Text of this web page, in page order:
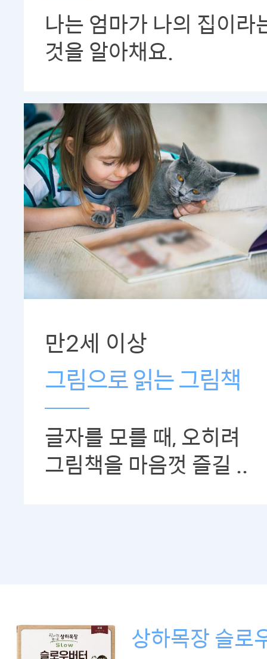
나는 엄마가 나의 집이라
것을 알아채요.
만2세 이상
그림으로 읽는 그림책
글자를 모를 때, 오히려
그림책을 마음껏 즐길 ..
상하목장 슬로